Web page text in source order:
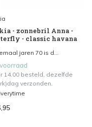
- zonnebril Anna -
- classic havana
jaren 70 is d...
14.00 besteld, dezelfde
verzonden.